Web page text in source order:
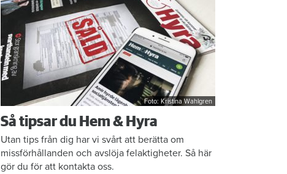
Foto: Kristina Wahlgren
Så tipsar du Hem & Hyra
Utan tips från dig har vi svårt att berätta om
missförhållanden och avslöja felaktigheter. Så här
gör du för att kontakta oss.